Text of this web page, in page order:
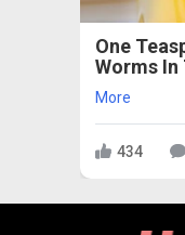
One
Worms In
More
434